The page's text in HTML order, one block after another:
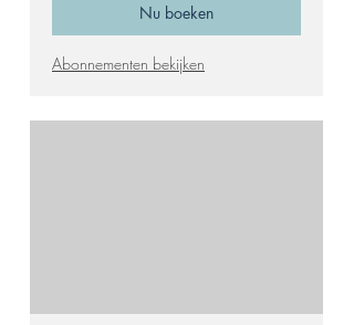
Nu boeken
Abonnementen bekijken